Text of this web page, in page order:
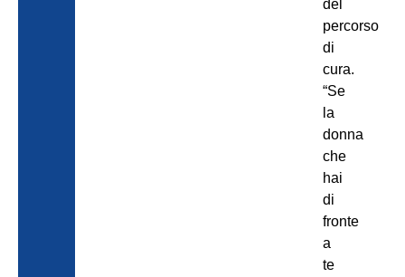
del
percorso
di
cura.
“Se
la
donna
che
hai
di
fronte
a
te